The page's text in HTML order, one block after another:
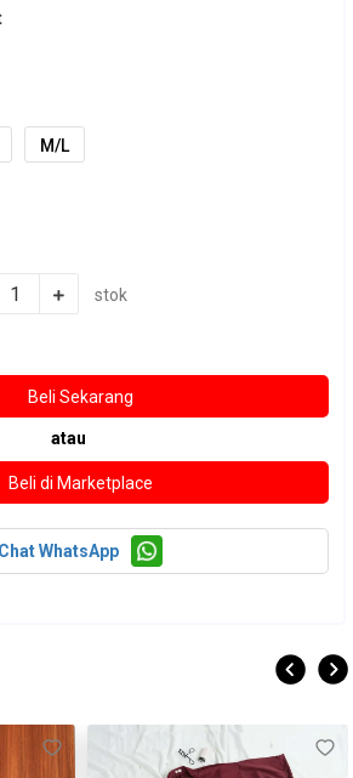
M/L
stok
atau
Chat WhatsApp